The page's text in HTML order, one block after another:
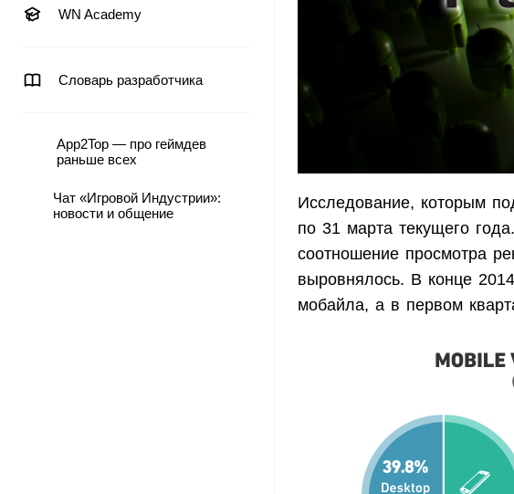
WN Academy
Словарь разработчика
App2Top — про геймдев
раньше всех
Чат «Игровой Индустрии»:
новости и общение
Исследование, которым
по 31 марта текущего
соотношение просмотра
выровнялось. В конце
мобайла, а в первом